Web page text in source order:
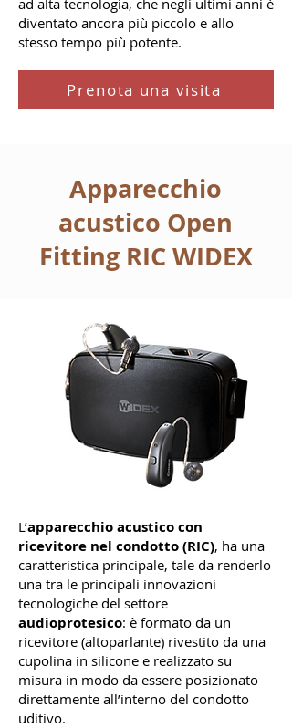
ad alta tecnologia, che negli ultimi anni è
diventato ancora più piccolo e allo
stesso tempo più potente.
Prenota una visita
Apparecchio
acustico Open
Fitting RIC WIDEX
L’apparecchio acustico con
ricevitore nel condotto (RIC), ha una
caratteristica principale, tale da renderlo
una tra le principali innovazioni
tecnologiche del settore
audioprotesico: è formato da un
ricevitore (altoparlante) rivestito da una
cupolina in silicone e realizzato su
misura in modo da essere posizionato
direttamente all’interno del condotto
uditivo.